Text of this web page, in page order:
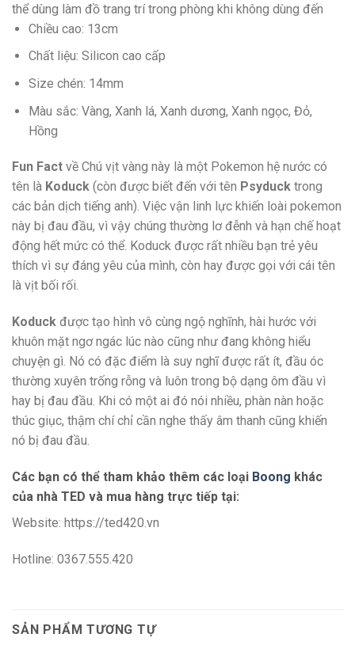
thể dùng làm đồ trang trí trong phòng khi không dùng đến
Chiều cao: 13cm
Chất liệu: Silicon cao cấp
Size chén: 14mm
Màu sắc: Vàng, Xanh lá, Xanh dương, Xanh ngọc, Đỏ,
Hồng
Fun Fact về Chú vịt vàng này là một Pokemon hệ nước có
tên là Koduck (còn được biết đến với tên Psyduck trong
các bản dịch tiếng anh). Việc vận linh lực khiến loài pokemon
này bị đau đầu, vì vậy chúng thường lơ đễnh và hạn chế hoạt
động hết mức có thể. Koduck được rất nhiều bạn trẻ yêu
thích vì sự đáng yêu của mình, còn hay được gọi với cái tên
là vịt bối rối.
Koduck được tạo hình vô cùng ngộ nghĩnh, hài hước với
khuôn mặt ngơ ngác lúc nào cũng như đang không hiểu
chuyện gì. Nó có đặc điểm là suy nghĩ được rất ít, đầu óc
thường xuyên trống rỗng và luôn trong bộ dạng ôm đầu vì
hay bị đau đầu. Khi có một ai đó nói nhiều, phàn nàn hoặc
thúc giục, thậm chí chỉ cần nghe thấy âm thanh cũng khiến
nó bị đau đầu.
Các bạn có thể tham khảo thêm các loại Boong khác
của nhà TED và mua hàng trực tiếp tại:
Website: https://ted420.vn
Hotline: 0367.555.420
SẢN PHẨM TƯƠNG TỰ